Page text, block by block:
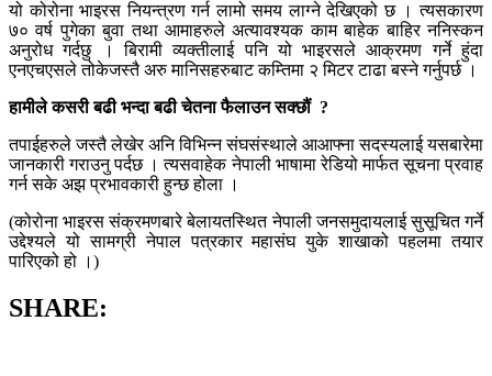
यो कोरोना भाइरस नियन्त्रण गर्न लामो समय लाग्ने देखिएको छ । त्यसकारण
७० वर्ष पुगेका बुवा तथा आमाहरुले अत्यावश्यक काम बाहेक बाहिर ननिस्कन
अनुरोध गर्दछु । बिरामी व्यक्तीलाई पनि यो भाइरसले आक्रमण गर्ने हुंदा
एनएचएसले तोकेजस्तै अरु मानिसहरुबाट कम्तिमा २ मिटर टाढा बस्ने गर्नुपर्छ ।
हामीले कसरी बढी भन्दा बढी चेतना फैलाउन सक्छौं ?
तपाईहरुले जस्तै लेखेर अनि विभिन्न संघसंस्थाले आआफ्ना सदस्यलाई यसबारेमा
जानकारी गराउनु पर्दछ । त्यसवाहेक नेपाली भाषामा रेडियो मार्फत सूचना प्रवाह
गर्न सके अझ प्रभावकारी हुन्छ होला ।
(कोरोना भाइरस संक्रमणबारे बेलायतस्थित नेपाली जनसमुदायलाई सुसूचित गर्ने
उद्देश्यले यो सामग्री नेपाल पत्रकार महासंघ युके शाखाको पहलमा तयार
पारिएको हो ।)
SHARE: